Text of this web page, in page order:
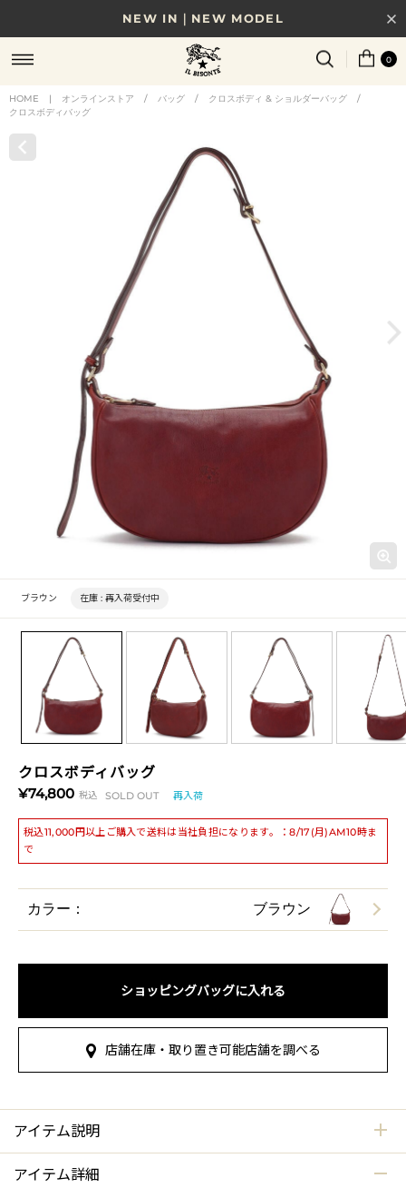
NEW IN｜NEW MODEL
8/17(月)10時まで｜税込11,000円以上で送料無料
贈る相手やシーンから選べる、新しいギフトガイド
0
HOME | オンラインストア / バッグ / クロスボディ & ショルダーバッグ
/
クロスボディバッグ
クロスボディバッグ
¥74,800 税込 SOLD OUT 再入荷
税込11,000円以上ご購入で送料は当社負担になります。：8/17(月)AM10時ま
で
ブラウン 在庫 : 再入荷受付中
カラー： ブラウン
ショッピングバッグに入れる
店舗在庫・取り置き可能店舗を調べる
アイテム説明
アイテム詳細